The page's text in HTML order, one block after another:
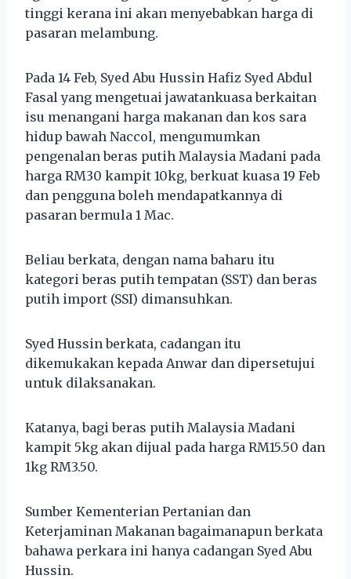
tinggi kerana ini akan menyebabkan harga di
pasaran melambung.
Pada 14 Feb, Syed Abu Hussin Hafiz Syed Abdul
Fasal yang mengetuai jawatankuasa berkaitan
isu menangani harga makanan dan kos sara
hidup bawah Naccol, mengumumkan
pengenalan beras putih Malaysia Madani pada
harga RM30 kampit 10kg, berkuat kuasa 19 Feb
dan pengguna boleh mendapatkannya di
pasaran bermula 1 Mac.
Beliau berkata, dengan nama baharu itu
kategori beras putih tempatan (SST) dan beras
putih import (SSI) dimansuhkan.
Syed Hussin berkata, cadangan itu
dikemukakan kepada Anwar dan dipersetujui
untuk dilaksanakan.
Katanya, bagi beras putih Malaysia Madani
kampit 5kg akan dijual pada harga RM15.50 dan
1kg RM3.50.
Sumber Kementerian Pertanian dan
Keterjaminan Makanan bagaimanapun berkata
bahawa perkara ini hanya cadangan Syed Abu
Hussin.